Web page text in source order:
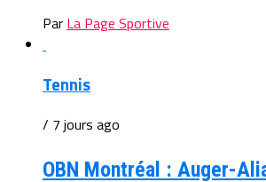
Par La Page Sportive
Tennis
/ 7 jours ago
OBN Montréal : Auger-